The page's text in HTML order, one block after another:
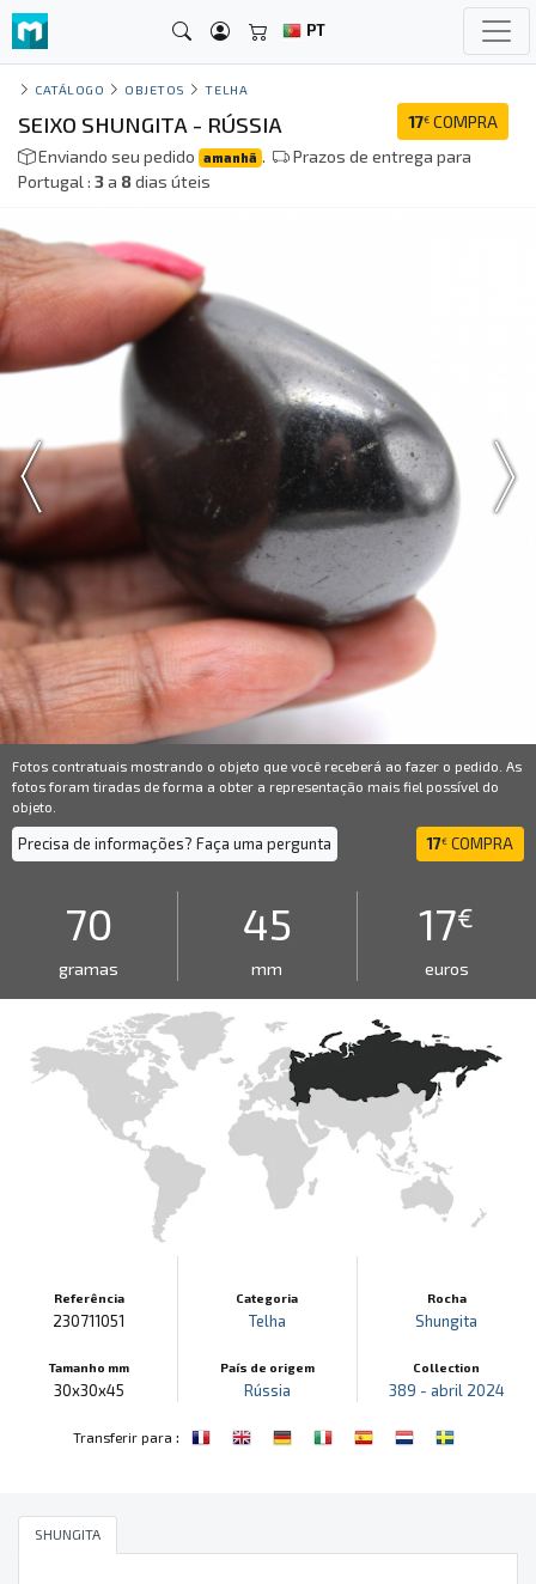
PT
CATÁLOGO OBJETOS TELHA
17€ COMPRA
SEIXO SHUNGITA - RÚSSIA
Enviando seu pedido amanhã .
Prazos de entrega para
Portugal : 3a 8dias úteis
Fotos contratuais mostrando o objeto que você receberá ao fazer o pedido. As
fotos foram tiradas de forma a obter a representação mais fiel possível do
objeto.
Precisa de informações? Faça uma pergunta 17€ COMPRA
70
gramas
45
mm
17€
euros
Referência
230711051
Tamanho mm
30x30x45
Categoria
Telha
País de origem
Rússia
Rocha
Shungita
Collection
389 - abril 2024
Transferir para :
SHUNGITA